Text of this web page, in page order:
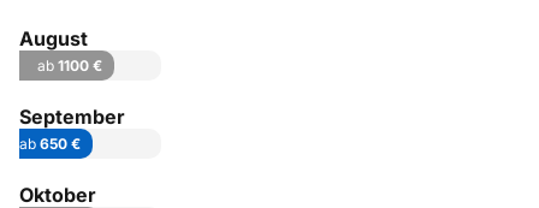
August
ab 1100 €
September
ab 650 €
Oktober